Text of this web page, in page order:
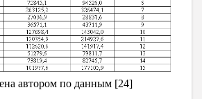
автором по данным [24]